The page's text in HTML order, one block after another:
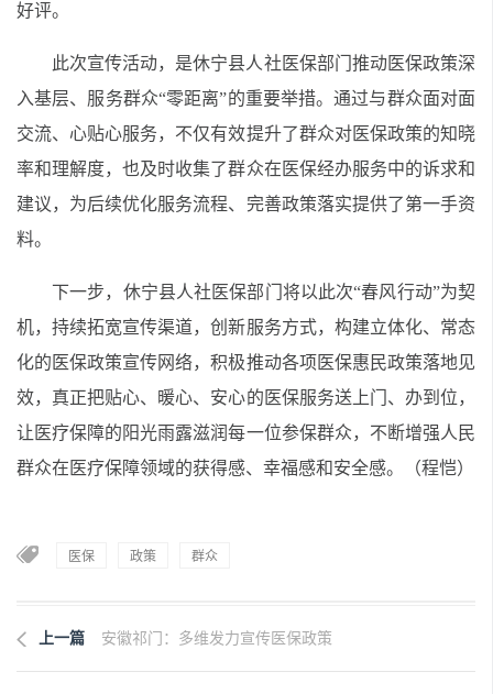
好评。
此次宣传活动，是休宁县人社医保部门推动医保政策深
入基层、服务群众“零距离”的重要举措。通过与群众面对面
交流、心贴心服务，不仅有效提升了群众对医保政策的知晓
率和理解度，也及时收集了群众在医保经办服务中的诉求和
建议，为后续优化服务流程、完善政策落实提供了第一手资
料。
下一步，休宁县人社 医保部门将以此次“春风行动”为契
机，持续拓宽宣传渠道，创新服务方式， 构建立体化、常态
化的医保政策宣传网络，积极推动各项医保惠民政策落地见
效，真正把贴心、暖心、安心的医保服务送上门、办到位，
让医疗保障的阳光雨露滋润每一位参保群众，不断增强人民
群众在医疗保障领域的获得感、幸福感和安全感。
（程恺）
医保 政策 群众
上一篇 安徽祁门：多维发力宣传医保政策